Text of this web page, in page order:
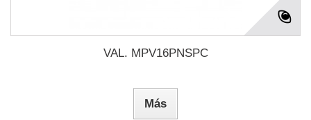
VAL. MPV16PNSPC
Más